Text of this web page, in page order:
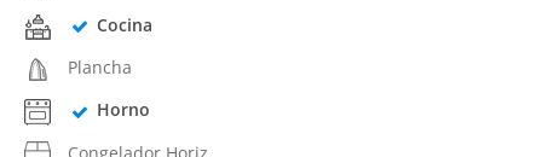
Cocina
Plancha
Horno
Congelador Horiz.